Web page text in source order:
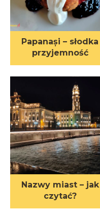
Papanași – słodka
przyjemność
Nazwy miast – jak
czytać?